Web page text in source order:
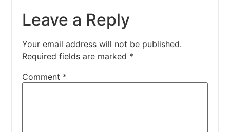
Leave a Reply
Your email address will not be published.
Required fields are marked *
Comment *